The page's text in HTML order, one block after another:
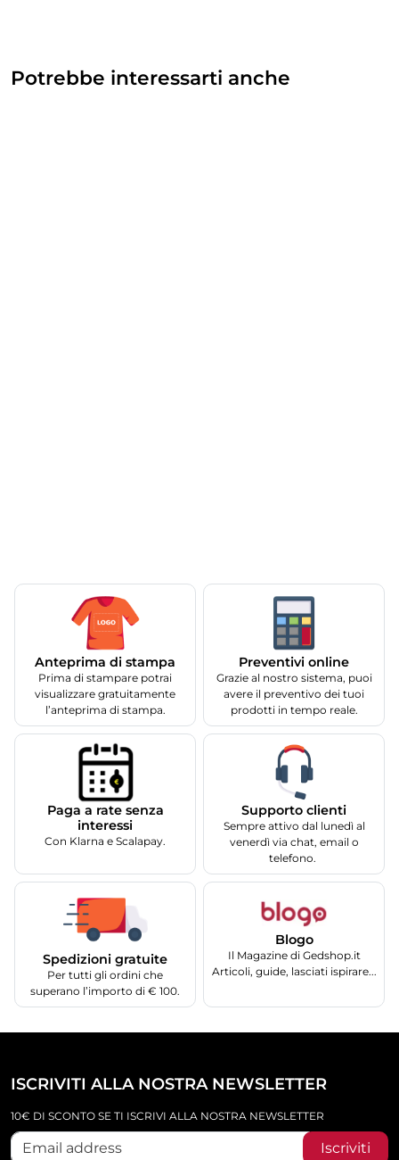
Potrebbe interessarti anche
Anteprima di stampa
Prima di stampare potrai
visualizzare gratuitamente
l’anteprima di stampa.
Preventivi online
Grazie al nostro sistema, puoi
avere il preventivo dei tuoi
prodotti in tempo reale.
Paga a rate senza
interessi
Con Klarna e Scalapay.
Supporto clienti
Sempre attivo dal lunedì al
venerdì via chat, email o
telefono.
Spedizioni gratuite
Per tutti gli ordini che
superano l’importo di € 100.
Blogo
Il Magazine di Gedshop.it
Articoli, guide, lasciati ispirare...
ISCRIVITI ALLA NOSTRA NEWSLETTER
10€ DI SCONTO SE TI ISCRIVI ALLA NOSTRA NEWSLETTER
Iscriviti